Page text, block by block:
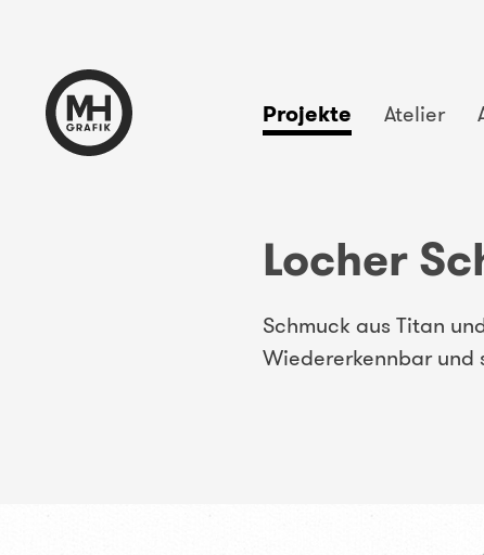
Projekte Atelier
Locher
Schmuck aus Titan
Wiedererkennbar und